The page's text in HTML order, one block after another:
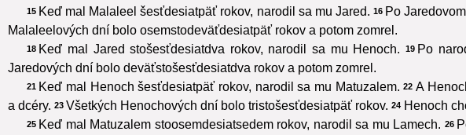
15 Keď mal Malaleel šesťdesiatpäť rokov, narodil sa mu Jared. 16 Po
Malaleelových dní bolo osemstodeväťdesiatpäť rokov a potom zomrel.
18 Keď mal Jared stošesťdesiatdva rokov, narodil sa mu Henoch. 19 Po
Jaredových dní bolo deväťstošesťdesiatdva rokov a potom zomrel.
21 Keď mal Henoch šesťdesiatpäť rokov, narodil sa mu Matuzalem. 22 A
a dcéry. 23 Všetkých Henochových dní bolo tristošesťdesiatpäť rokov. 24 Henoch
25 Keď mal Matuzalem stoosemdesiatsedem rokov, narodil sa mu Lamech. 26